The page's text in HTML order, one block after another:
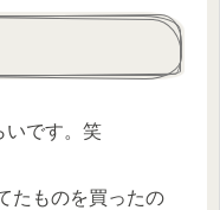
いです。笑
たものを買ったの